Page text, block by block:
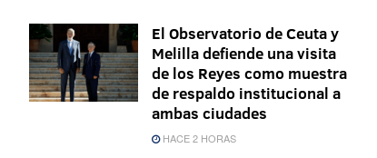
El Observatorio de Ceuta y
Melilla defiende una visita
de los Reyes como muestra
de respaldo institucional a
ambas ciudades
HACE 2 HORAS